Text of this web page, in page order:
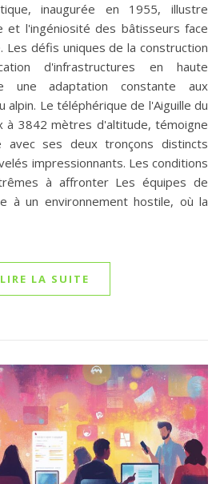
inaugurée en 1955, illustre
et l'ingéniosité des bâtisseurs face
Les défis uniques de la construction
d'infrastructures en haute
une adaptation constante aux
alpin. Le téléphérique de l'Aiguille du
à 3842 mètres d'altitude, témoigne
avec ses deux tronçons distincts
impressionnants. Les conditions
à affronter Les équipes de
à un environnement hostile, où la
LIRE LA SUITE